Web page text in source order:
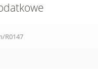
R0147